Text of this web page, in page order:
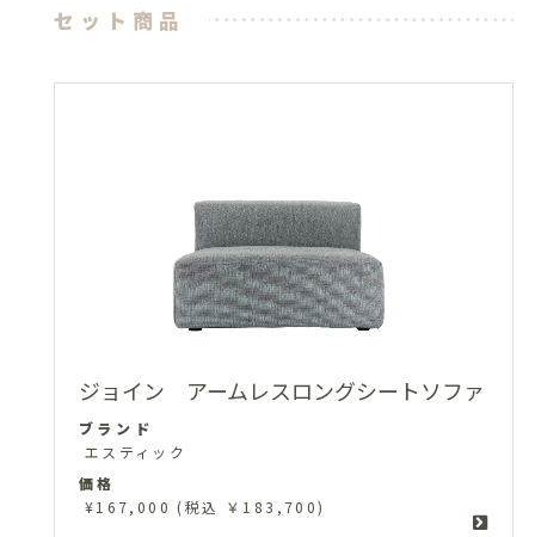
セット商品
ジョイン アームレスロングシートソファ
ブランド
エスティック
価格
¥167,000 (税込 ￥183,700)